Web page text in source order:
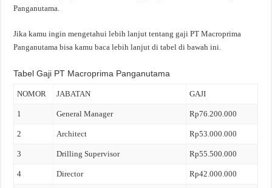
Panganutama.
Jika kamu ingin mengetahui lebih lanjut tentang gaji PT Macroprima
Panganutama bisa kamu baca lebih lanjut di tabel di bawah ini.
Tabel Gaji PT Macroprima Panganutama
NOMOR JABATAN GAJI
1 General Manager Rp76.200.000
2 Architect Rp53.000.000
3 Drilling Supervisor Rp55.500.000
4 Director Rp42.000.000